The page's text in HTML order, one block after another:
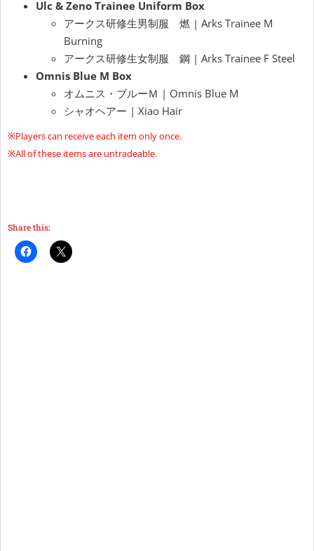
Ulc & Zeno Trainee Uniform Box
アークス研修生男制服 燃 | Arks Trainee M
Burning
アークス研修生女制服 鋼 | Arks Trainee F Steel
Omnis Blue M Box
オムニス・ブルーＭ | Omnis Blue M
シャオヘアー | Xiao Hair
※Players can receive each item only once.
※All of these items are untradeable.
Share this: